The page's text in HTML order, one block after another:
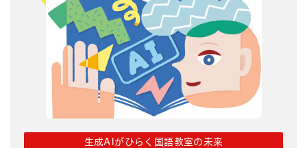
生成AIがひらく国語教室の未来